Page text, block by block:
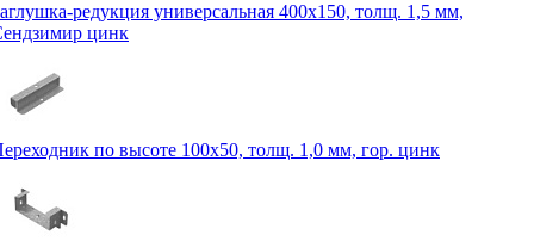
редукция универсальная 400х150, толщ. 1,5 мм,
цинк
по высоте 100х50, толщ. 1,0 мм, гор. цинк